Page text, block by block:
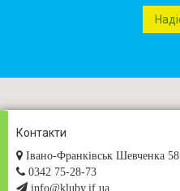
Контакти
Івано-Франківськ Шевченка 58
0342 75-28-73
info@kluby.if.ua